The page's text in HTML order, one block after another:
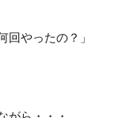
回やったの？」